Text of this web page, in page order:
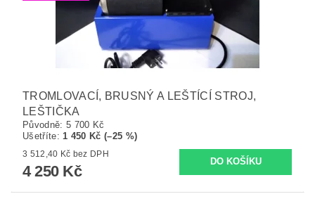
TROMLOVACÍ, BRUSNÝ A LEŠTÍCÍ STROJ,
LEŠTIČKA
Původně: 5 700 Kč
Ušetříte: 1 450 Kč (–25 %)
3 512,40 Kč bez DPH
4 250 Kč